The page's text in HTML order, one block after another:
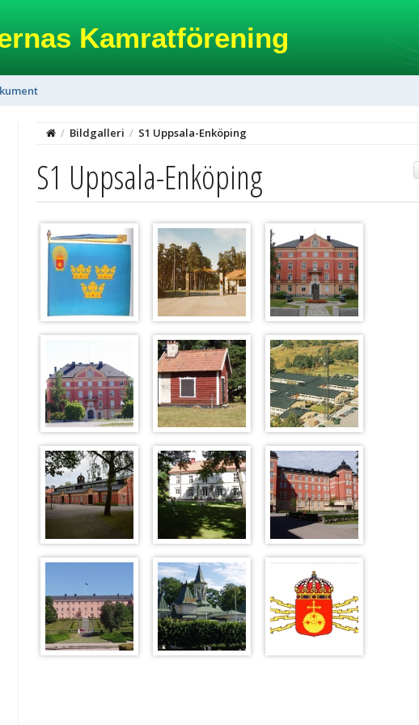
Kamratförening
/ Bildgalleri / S1 Uppsala-Enköping
S1 Uppsala-Enköping